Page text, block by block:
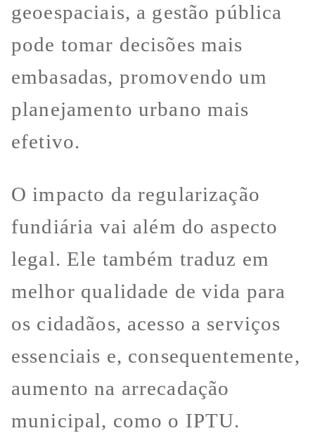
geoespaciais, a gestão pública
pode tomar decisões mais
embasadas, promovendo um
planejamento urbano mais
efetivo.
O impacto da regularização
fundiária vai além do aspecto
legal. Ele também traduz em
melhor qualidade de vida para
os cidadãos, acesso a serviços
essenciais e, consequentemente,
aumento na arrecadação
municipal, como o IPTU.